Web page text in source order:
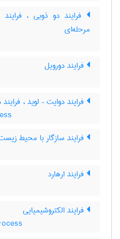
فرایند دو ذوبی ،
مرحله‌ای
فرایند دورویل
فرایند دوایت – لوید ،
فرایند سازگار با محیط
فرایند ارهارد
فرایند الکتروشیمیایی